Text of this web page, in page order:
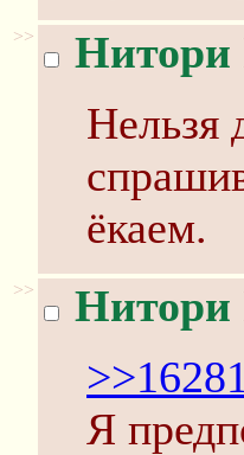
>> Нитори
Нельзя
ёкаем.
>> Нитори
Я